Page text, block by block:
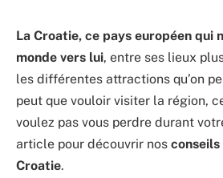
La Croatie, ce pays européen qui
monde vers lui, entre ses lieux
les différentes attractions qu’on
peut que vouloir visiter la région,
voulez pas vous perdre durant
article pour découvrir nos
Croatie.